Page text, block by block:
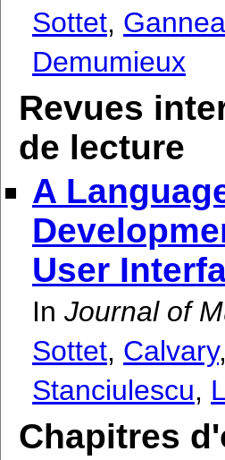
Sottet,
Demumieux
Revues
de lecture
A
User
In Journal of
Sottet, Calvary
Stanciulescu,
Chapitres